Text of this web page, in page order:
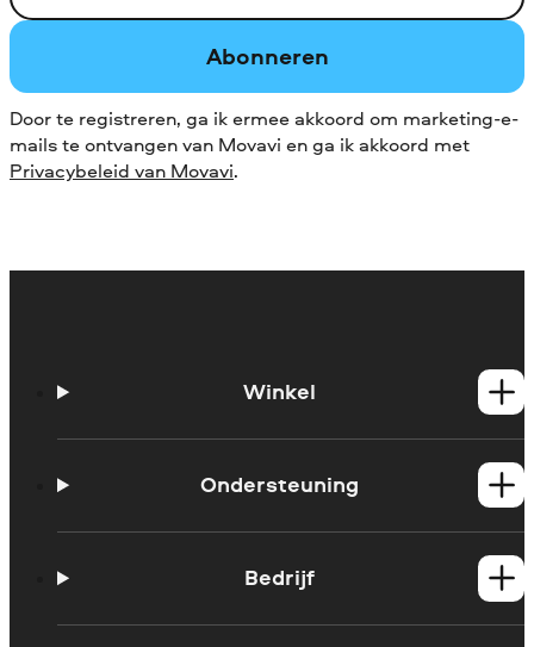
Abonneren
Door te registreren, ga ik ermee akkoord om marketing-e-
mails te ontvangen van Movavi en ga ik akkoord met
Privacybeleid van Movavi.
Winkel
Mac-productenOndersteuning
Support contacterenBedrijf